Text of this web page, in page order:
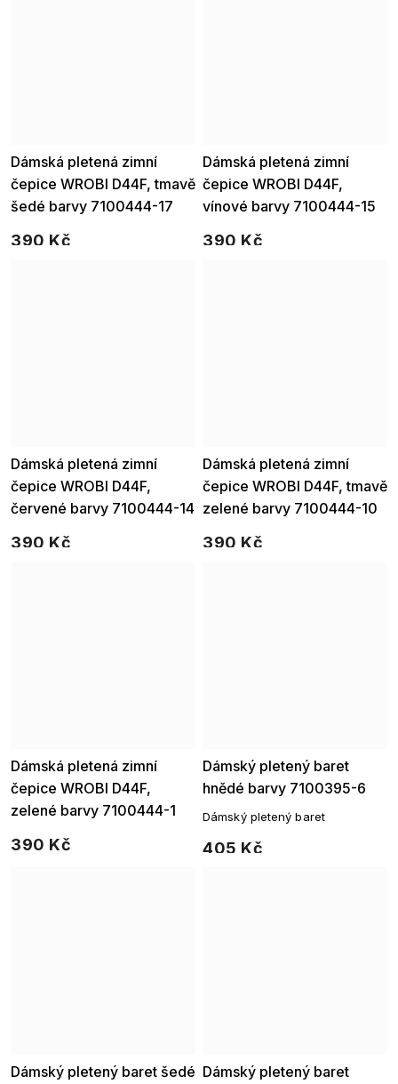
Dámská pletená zimní
čepice WROBI D44F, tmavě
šedé barvy 7100444-17
390 Kč
Dámská pletená zimní
čepice WROBI D44F,
vínové barvy 7100444-15
390 Kč
Dámská pletená zimní
čepice WROBI D44F,
červené barvy 7100444-14
390 Kč
Dámská pletená zimní
čepice WROBI D44F, tmavě
zelené barvy 7100444-10
390 Kč
Dámská pletená zimní
čepice WROBI D44F,
zelené barvy 7100444-1
390 Kč
Dámský pletený baret
hnědé barvy 7100395-6
405 Kč
Dámský pletený baret
Dámský pletený baret šedé Dámský pletený baret